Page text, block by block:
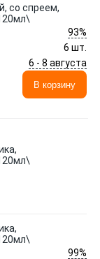
со спреем,
93%
6 шт.
6 - 8 августа
В корзину
99%